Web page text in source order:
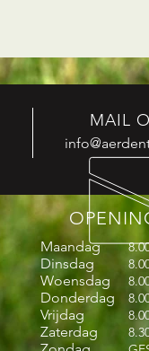
MAIL
Maandag
Dinsdag
Woensdag
Donderdag
Vrijdag
Zaterdag